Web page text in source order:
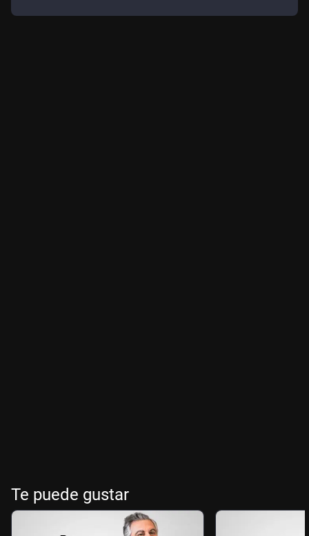
Te puede gustar